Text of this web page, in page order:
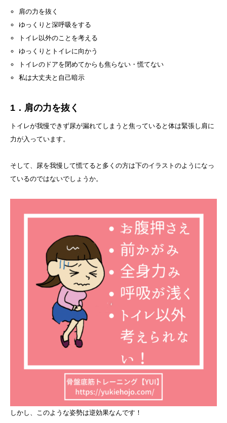
肩の力を抜く
ゆっくりと深呼吸をする
トイレ以外のことを考える
ゆっくりとトイレに向かう
トイレのドアを閉めてからも焦らない・慌てない
私は大丈夫と自己暗示
1．肩の力を抜く
トイレが我慢できず尿が漏れてしまうと焦っていると体は緊張し肩に
力が入っています。
そして、尿を我慢して慌てると多くの方は下のイラストのようになっ
ているのではないでしょうか。
しかし、このような姿勢は逆効果なんです！